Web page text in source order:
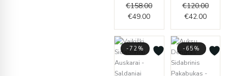
€158.00
€49.00
€120.00
€42.00
-72% -65%